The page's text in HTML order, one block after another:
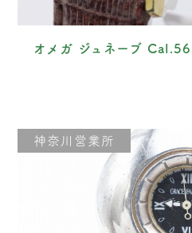
オメガ ジュネーブ
神奈川営業所